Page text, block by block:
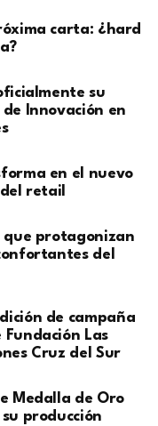
carta: ¿hard
su
Innovación en
en el nuevo
retail
que protagonizan
del
de campaña
Fundación Las
Cruz del Sur
Medalla de Oro
producción